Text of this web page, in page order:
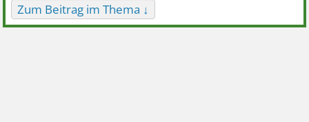
Zum Beitrag im Thema ↓